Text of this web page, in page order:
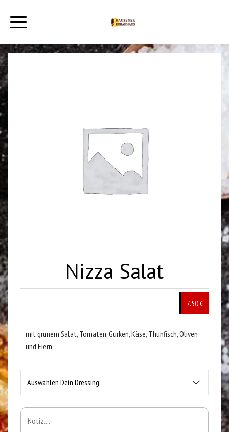
Nizza Salat
7.50 €
mit grünem Salat, Tomaten, Gurken, Käse, Thunfisch, Oliven
und Eiern
Auswählen Dein Dressing: